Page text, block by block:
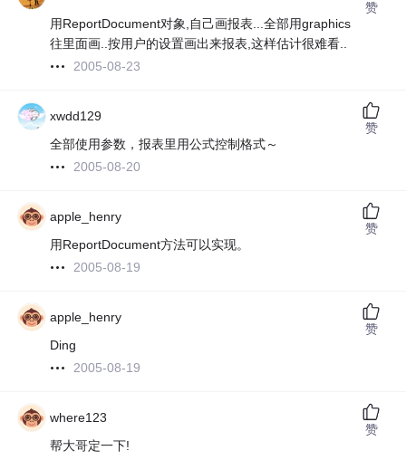
用ReportDocument对象,自己画报表...全部用graphics
往里面画..按用户的设置画出来报表,这样估计很难看..
2005-08-23
赞
xwdd129
全部使用参数，报表里用公式控制格式～
2005-08-20
赞
apple_henry
用ReportDocument方法可以实现。
2005-08-19
赞
apple_henry
Ding
2005-08-19
赞
where123
帮大哥定一下!
赞